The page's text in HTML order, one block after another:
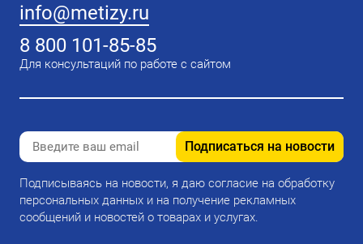
info@metizy.ru
8 800 101-85-85
Для консультаций по работе с сайтом
Подписаться на новости
Подписываясь на новости, я даю согласие на обработку
персональных данных и на получение рекламных
сообщений и новостей о товарах и услугах.